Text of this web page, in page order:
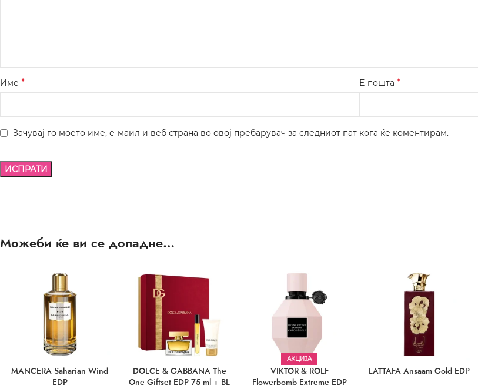
Име * Е-пошта *
Зачувај го моето име, е-маил и веб страна во овој пребарувач за следниот пат кога ќе коментирам.
Можеби ќе ви се допадне…
MANCERA Saharian Wind
EDP
DOLCE & GABBANA The
One Giftset EDP 75 ml + BL
АКЦИЈА
VIKTOR & ROLF
Flowerbomb Extreme EDP
LATTAFA Ansaam Gold EDP